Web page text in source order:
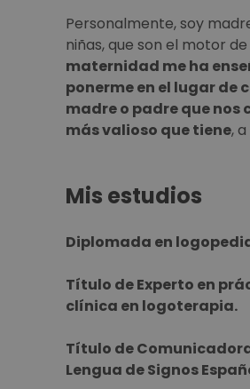
Personalmente, soy
niñas, que son el motor de
maternidad me ha
ponerme en el lugar de
madre o padre que nos
más valioso que tiene,
Mis estudios
Diplomada en
Título de Experto en
clínica en logoterapia.
Título de
Lengua de Signos